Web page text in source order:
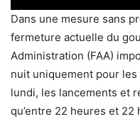
Dans une mesure sans
fermeture actuelle du
Administration (FAA)
nuit uniquement pour
lundi, les lancements et
qu’entre 22 heures et